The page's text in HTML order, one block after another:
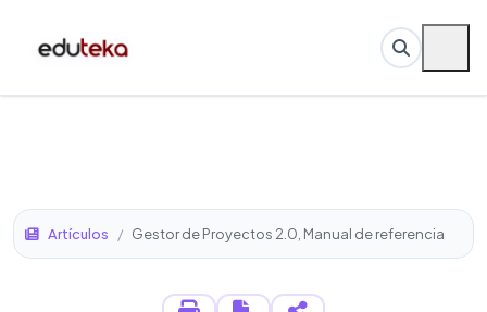
Artículos / Gestor de Proyectos 2.0, Manual de referencia